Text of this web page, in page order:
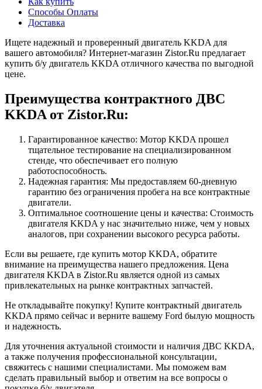
Способы Оплаты
Доставка
Ищете надежный и проверенный двигатель KKDA для
вашего автомобиля? Интернет-магазин Zistor.Ru предлагает
купить б/у двигатель KKDA отличного качества по выгодной
цене.
Преимущества контрактного ДВС
KKDA от Zistor.Ru:
Гарантированное качество: Мотор KKDA прошел
тщательное тестирование на специализированном
стенде, что обеспечивает его полную
работоспособность.
Надежная гарантия: Мы предоставляем 60-дневную
гарантию без ограничения пробега на все контрактные
двигатели.
Оптимальное соотношение цены и качества: Стоимость
двигателя KKDA у нас значительно ниже, чем у новых
аналогов, при сохранении высокого ресурса работы.
Если вы решаете, где купить мотор KKDA, обратите
внимание на преимущества нашего предложения. Цена
двигателя KKDA в Zistor.Ru является одной из самых
привлекательных на рынке контрактных запчастей.
Не откладывайте покупку! Купите контрактный двигатель
KKDA прямо сейчас и верните вашему Ford былую мощность
и надежность.
Для уточнения актуальной стоимости и наличия ДВС KKDA,
а также получения профессиональной консультации,
свяжитесь с нашими специалистами. Мы поможем вам
сделать правильный выбор и ответим на все вопросы о